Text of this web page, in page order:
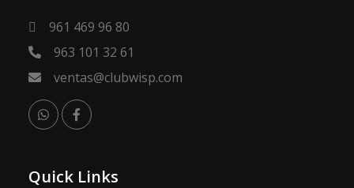
961 469 96 80
963 101 32 61
ventas@clubwisp.com
Quick Links